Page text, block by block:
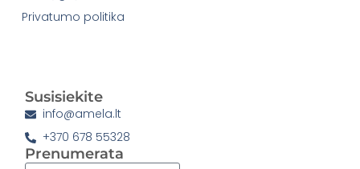
Privatumo politika
Susisiekite
info@amela.lt
+370 678 55328
Prenumerata